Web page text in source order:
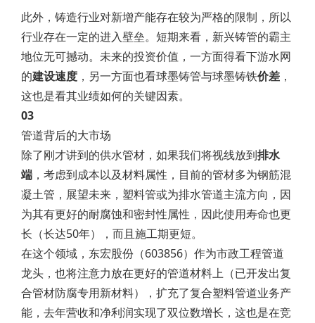
此外，铸造行业对新增产能存在较为严格的限制，所以
行业存在一定的进入壁垒。短期来看，新兴铸管的霸主
地位无可撼动。未来的投资价值，一方面得看下游水网
的建设速度 ，另一方面也看球墨铸管与球墨铸铁价差 ，
这也是看其业绩如何的关键因素。
03
管道背后的大市场
除了刚才讲到的供水管材，如果我们将视线放到排水
端 ，考虑到成本以及材料属性，目前的管材多为钢筋混
凝土管，展望未来，塑料管或为排水管道主流方向，因
为其有更好的耐腐蚀和密封性属性，因此使用寿命也更
长（长达50年），而且施工期更短。
在这个领域，东宏股份（603856）作为市政工程管道
龙头，也将注意力放在更好的管道材料上（已开发出复
合管材防腐专用新材料），扩充了复合塑料管道业务产
能，去年营收和净利润实现了双位数增长，这也是在竞